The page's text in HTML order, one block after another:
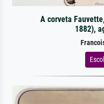
A corveta
1882),